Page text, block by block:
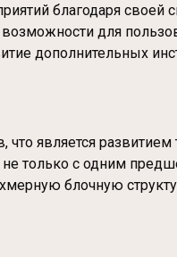
благодаря своей
для
дополнительных
что является
только с одним
блочную